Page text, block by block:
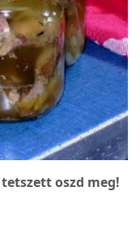
oszd meg!